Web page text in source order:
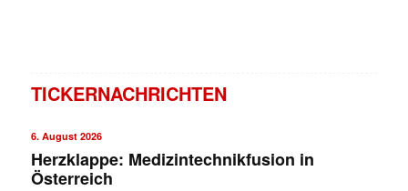
TICKERNACHRICHTEN
6. August 2026
Herzklappe: Medizintechnikfusion in
Österreich